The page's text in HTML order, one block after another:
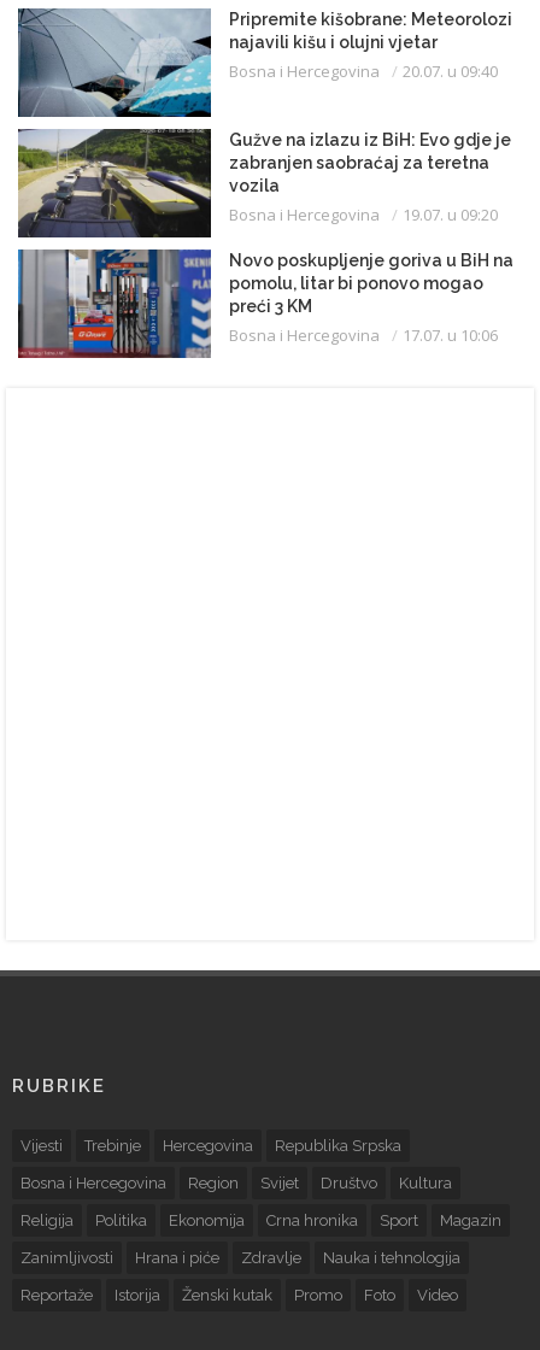
Pripremite kišobrane: Meteorolozi
najavili kišu i olujni vjetar
Bosna i Hercegovina 20.07. u 09:40
Gužve na izlazu iz BiH: Evo gdje je
zabranjen saobraćaj za teretna
vozila
Bosna i Hercegovina 19.07. u 09:20
Novo poskupljenje goriva u BiH na
pomolu, litar bi ponovo mogao
preći 3 KM
Bosna i Hercegovina 17.07. u 10:06
RUBRIKE
Vijesti Trebinje Hercegovina Republika Srpska
Bosna i Hercegovina Region Svijet Društvo Kultura
Religija Politika Ekonomija Crna hronika Sport Magazin
Zanimljivosti Hrana i piće Zdravlje Nauka i tehnologija
Reportaže Istorija Ženski kutak Promo Foto Video